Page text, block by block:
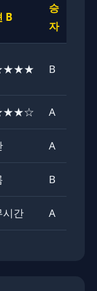
B
승
자
B
A
A
B
시간 A